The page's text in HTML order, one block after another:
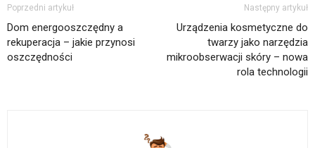
Poprzedni artykuł
Dom energooszczędny a
rekuperacja – jakie przynosi
oszczędności
Następny artykuł
Urządzenia kosmetyczne do
twarzy jako narzędzia
mikroobserwacji skóry – nowa
rola technologii